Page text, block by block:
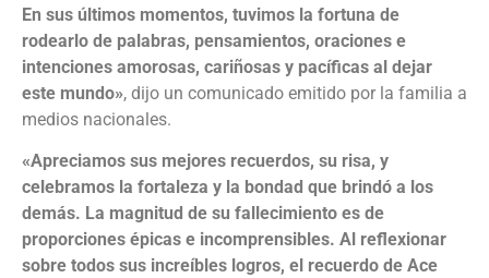
En sus últimos momentos, tuvimos la fortuna de
rodearlo de palabras, pensamientos, oraciones e
intenciones amorosas, cariñosas y pacíficas al dejar
este mundo», dijo un comunicado emitido por la familia a
medios nacionales.
«Apreciamos sus mejores recuerdos, su risa, y
celebramos la fortaleza y la bondad que brindó a los
demás. La magnitud de su fallecimiento es de
proporciones épicas e incomprensibles. Al reflexionar
sobre todos sus increíbles logros, el recuerdo de Ace